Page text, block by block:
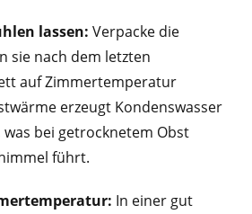
lassen: Verpacke die
sie nach dem letzten
auf Zimmertemperatur
erzeugt Kondenswasser
bei getrocknetem Obst
führt.
In einer gut